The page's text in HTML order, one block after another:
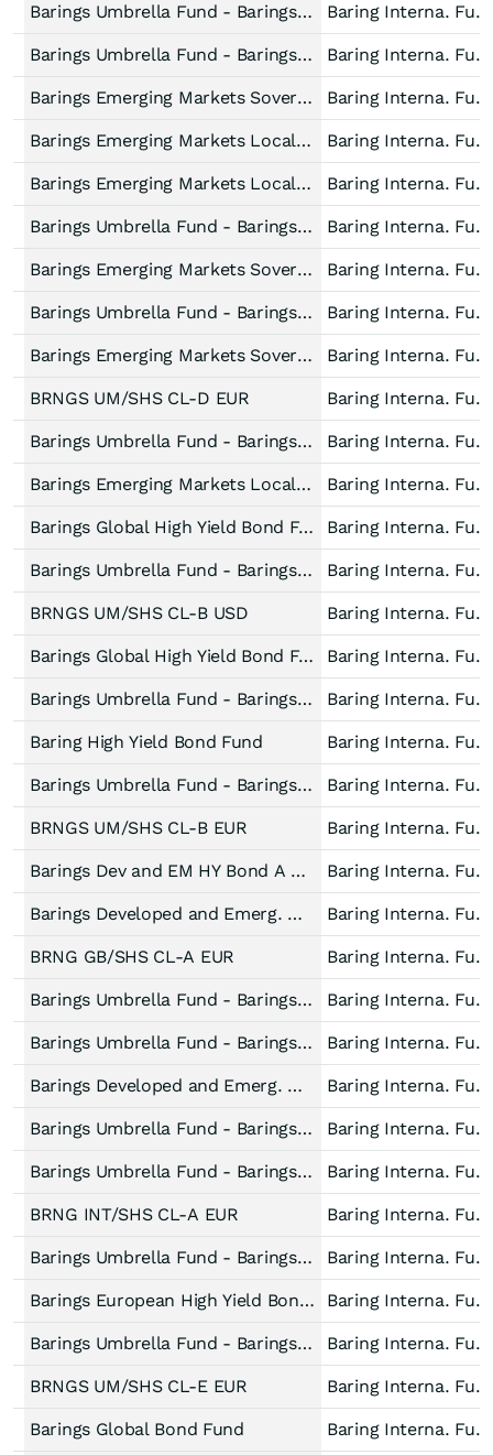
Barings Umbrella Fund - Barings Emerging Markets Local Debt Fund Accum USD Baring Interna. Fund
Barings Umbrella Fund - Barings Emerging Markets Local Debt Fund Accum USD Baring Interna. Fund
Barings Emerging Markets Sovereign Debt Fund C USD Acc. Baring Interna. Fund
Barings Emerging Markets Local Debt Fund E1 USD Acc. Baring Interna. Fund
Barings Emerging Markets Local Debt Fund E USD Dist. Baring Interna. Fund
Barings Umbrella Fund - Barings Emerging Markets Local Debt Fund Accum USD Baring Interna. Fund
Barings Emerging Markets Sovereign Debt Fund E1 USD Acc. Baring Interna. Fund
Barings Umbrella Fund - Barings Emerging Markets Local Debt Fund Hedged EUR Baring Interna. Fund
Barings Emerging Markets Sovereign Debt Fund C EUR Dist. Baring Interna. Fund
BRNGS UM/SHS CL-D EUR Baring Interna. Fund
Barings Umbrella Fund - Barings Emerging Markets Local Debt Fund Accum Hedged EUR Baring Interna. Fund
Barings Emerging Markets Local Debt Fund E EUR Dist. Baring Interna. Fund
Barings Global High Yield Bond Fund E1 EUR Acc. Unhedged Baring Interna. Fund
Barings Umbrella Fund - Barings U.S. High Yield Bond Fund Accum USD Baring Interna. Fund
BRNGS UM/SHS CL-B USD Baring Interna. Fund
Barings Global High Yield Bond Fund E1 USD Acc. Baring Interna. Fund
Barings Umbrella Fund - Barings U.S. High Yield Bond Fund Accum USD Baring Interna. Fund
Baring High Yield Bond Fund Baring Interna. Fund
Barings Umbrella Fund - Barings Global High Yield Bond Fund Accum Hedged EUR Baring Interna. Fund
BRNGS UM/SHS CL-B EUR Baring Interna. Fund
Barings Dev and EM HY Bond A $ inc mdiv Baring Interna. Fund
Barings Developed and Emerg. Mkts High Yld Bd G USD Acc Baring Interna. Fund
BRNG GB/SHS CL-A EUR Baring Interna. Fund
Barings Umbrella Fund - Barings Global High Yield Bond Fund Accum Hedged EUR Baring Interna. Fund
Barings Umbrella Fund - Barings Global High Yield Bond Fund Hedged EUR Baring Interna. Fund
Barings Developed and Emerg. Mkts High Yld Bd G GBP Hdg Inc Baring Interna. Fund
Barings Umbrella Fund - Barings Global High Yield Bond Fund Accum Hedged EUR Baring Interna. Fund
Barings Umbrella Fund - Barings Global High Yield Bond Fund Hedged EUR Baring Interna. Fund
BRNG INT/SHS CL-A EUR Baring Interna. Fund
Barings Umbrella Fund - Barings Global Senior Secured Bond Fund Accum Hedged EUR Baring Interna. Fund
Barings European High Yield Bond Fund I EUR Dist. Baring Interna. Fund
Barings Umbrella Fund - Barings European High Yield Bond Fund Accum EUR Baring Interna. Fund
BRNGS UM/SHS CL-E EUR Baring Interna. Fund
Barings Global Bond Fund Baring Interna. Fund